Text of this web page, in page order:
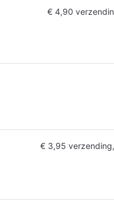
€ 4,90
€ 3,95 verzending,